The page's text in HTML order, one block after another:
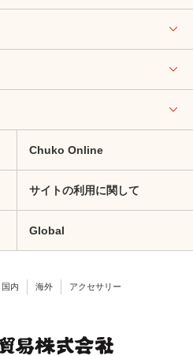
Chuko Online
サイトの利用に関して
Global
国内 海外 アクセサリー